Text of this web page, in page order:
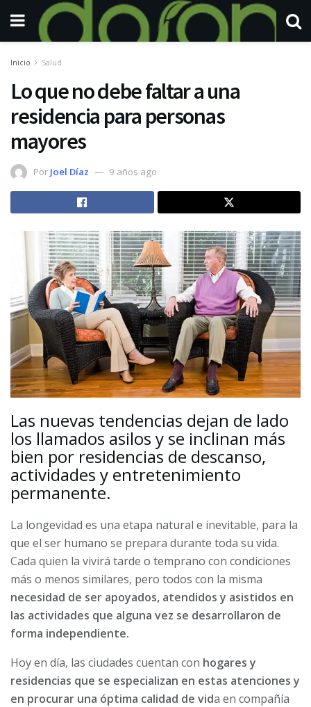
Inicio Salud
Lo que no debe faltar a una
residencia para personas
mayores
Por Joel Díaz 9 años ago
Las nuevas tendencias dejan de lado
los llamados asilos y se inclinan más
bien por residencias de descanso,
actividades y entretenimiento
permanente.
La longevidad es una etapa natural e inevitable, para la
que el ser humano se prepara durante toda su vida.
Cada quien la vivirá tarde o temprano con condiciones
más o menos similares, pero todos con la misma
necesidad de ser apoyados, atendidos y asistidos en
las actividades que alguna vez se desarrollaron de
forma independiente.
Hoy en día, las ciudades cuentan con hogares y
residencias que se especializan en estas atenciones y
en procurar una óptima calidad de vida en compañía